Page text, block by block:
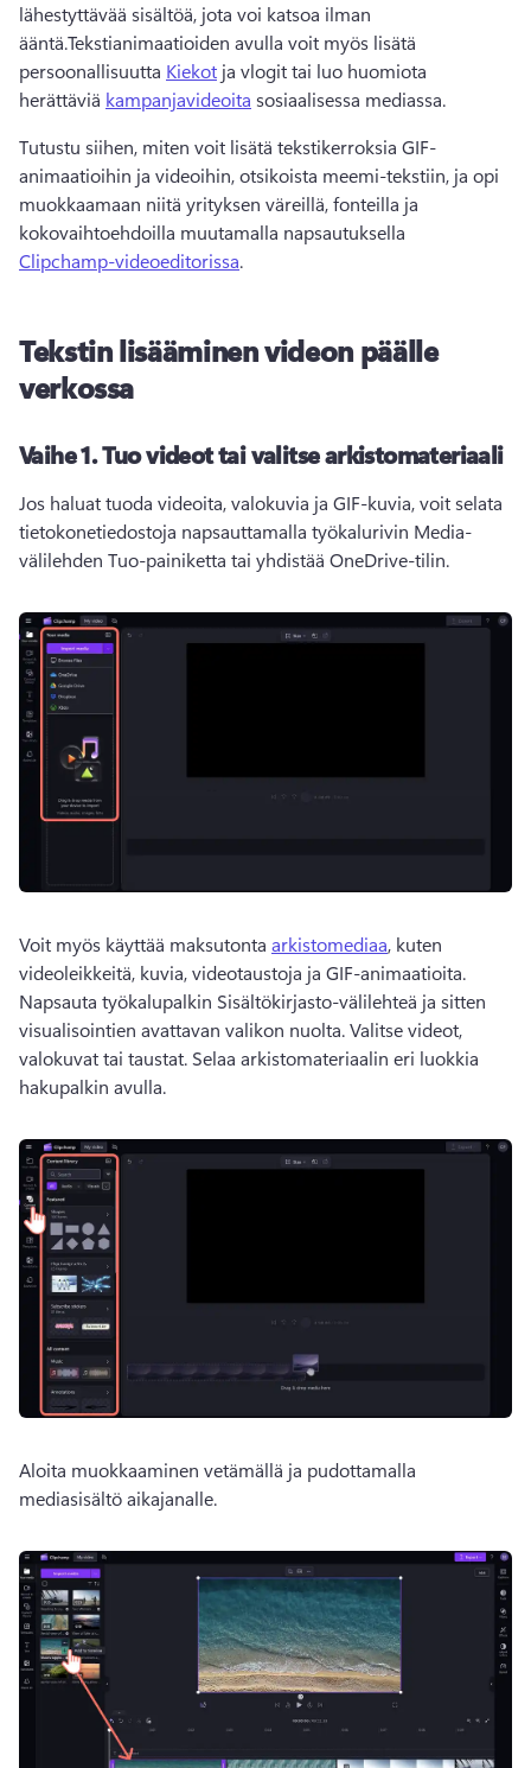
lähestyttävää sisältöä, jota voi katsoa ilman
ääntä.Tekstianimaatioiden avulla voit myös lisätä
persoonallisuutta Kiekot ja vlogit tai luo huomiota
herättäviä kampanjavideoita sosiaalisessa mediassa.
Tutustu siihen, miten voit lisätä tekstikerroksia GIF-
animaatioihin ja videoihin, otsikoista meemi-tekstiin, ja opi
muokkaamaan niitä yrityksen väreillä, fonteilla ja
kokovaihtoehdoilla muutamalla napsautuksella
Clipchamp-videoeditorissa.
Tekstin lisääminen videon päälle
verkossa
Vaihe 1. Tuo videot tai valitse arkistomateriaali
Jos haluat tuoda videoita, valokuvia ja GIF-kuvia, voit selata
tietokonetiedostoja napsauttamalla työkalurivin Media-
välilehden Tuo-painiketta tai yhdistää OneDrive-tilin.
Voit myös käyttää maksutonta arkistomediaa, kuten
videoleikkeitä, kuvia, videotaustoja ja GIF-animaatioita.
Napsauta työkalupalkin Sisältökirjasto-välilehteä ja sitten
visualisointien avattavan valikon nuolta. Valitse videot,
valokuvat tai taustat. Selaa arkistomateriaalin eri luokkia
hakupalkin avulla.
Aloita muokkaaminen vetämällä ja pudottamalla
mediasisältö aikajanalle.